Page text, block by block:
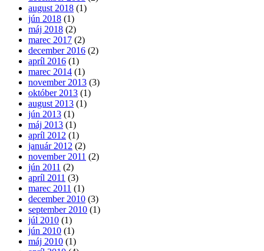
august 2018 (1)
jún 2018 (1)
máj 2018 (2)
marec 2017 (2)
december 2016 (2)
apríl 2016 (1)
marec 2014 (1)
november 2013 (3)
október 2013 (1)
august 2013 (1)
jún 2013 (1)
máj 2013 (1)
apríl 2012 (1)
január 2012 (2)
november 2011 (2)
jún 2011 (2)
apríl 2011 (3)
marec 2011 (1)
december 2010 (3)
september 2010 (1)
júl 2010 (1)
jún 2010 (1)
máj 2010 (1)